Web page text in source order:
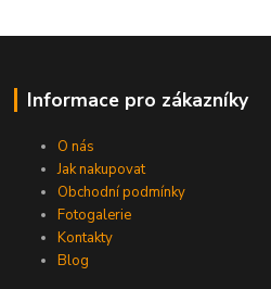
Informace pro zákazníky
O nás
Jak nakupovat
Obchodní podmínky
Fotogalerie
Kontakty
Blog